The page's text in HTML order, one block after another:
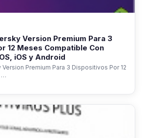
Version Premium Para 3
12 Meses Compatible Con
iOS y Android
Premium Para 3 Dispositivos Por 12
…